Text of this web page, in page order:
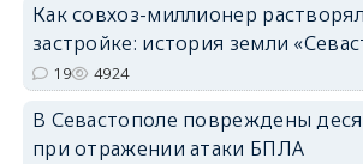
Как совхоз-миллионер
застройке: история земли
19 4924
В Севастополе повреждены
при отражении атаки БПЛА